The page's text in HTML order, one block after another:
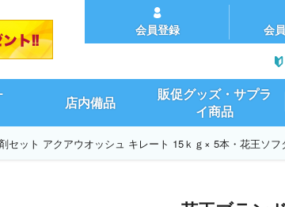
会員登録 会
店内備品
販促グッズ・サプラ
イ商品
セット アクアウオッシュ キレート 15ｋｇ× 5本・花王ソ